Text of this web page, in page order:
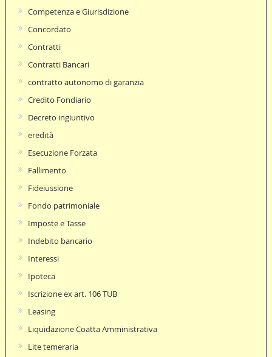
Competenza e Giurisdizione
Concordato
Contratti
Contratti Bancari
contratto autonomo di garanzia
Credito Fondiario
Decreto ingiuntivo
eredità
Esecuzione Forzata
Fallimento
Fideiussione
Fondo patrimoniale
Imposte e Tasse
Indebito bancario
Interessi
Ipoteca
Iscrizione ex art. 106 TUB
Leasing
Liquidazione Coatta Amministrativa
Lite temeraria